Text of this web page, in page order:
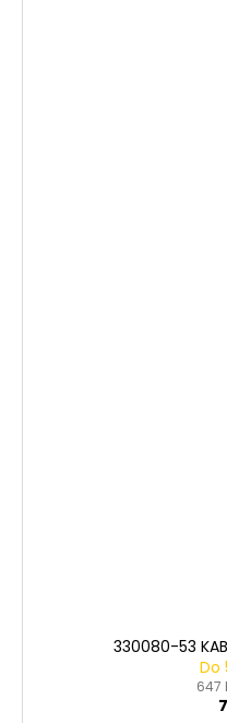
330080-53
Do
647